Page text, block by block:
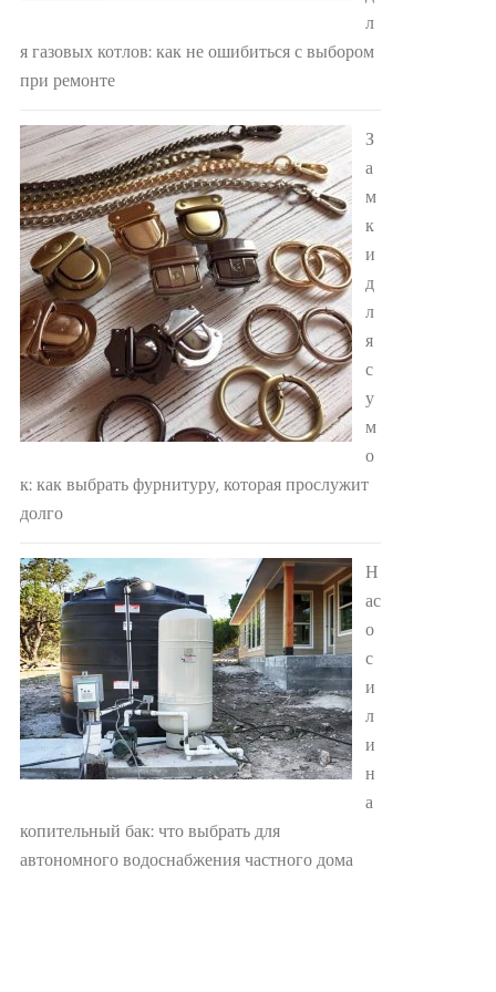
л
я газовых котлов: как не ошибиться с выбором
при ремонте
З
а
м
к
и
д
л
я
с
у
м
о
к: как выбрать фурнитуру, которая прослужит
долго
Н
ас
о
с
и
л
и
н
а
копительный бак: что выбрать для
автономного водоснабжения частного дома